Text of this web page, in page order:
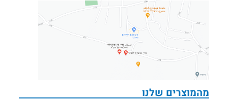
מהמוצרים שלנו